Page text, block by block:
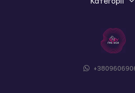
упаковки з прозорою кришкою
кожну симпатичну деталь іграшки.
відрізняється продуманим